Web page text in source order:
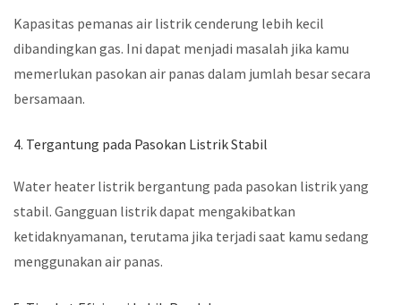
Kapasitas pemanas air listrik cenderung lebih kecil
dibandingkan gas. Ini dapat menjadi masalah jika kamu
memerlukan pasokan air panas dalam jumlah besar secara
bersamaan.
4. Tergantung pada Pasokan Listrik Stabil
Water heater listrik bergantung pada pasokan listrik yang
stabil. Gangguan listrik dapat mengakibatkan
ketidaknyamanan, terutama jika terjadi saat kamu sedang
menggunakan air panas.